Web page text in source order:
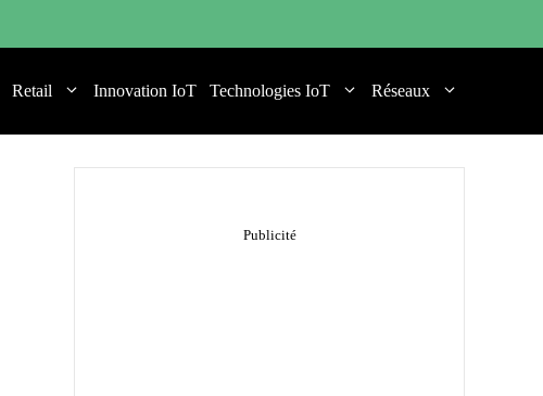
Retail Innovation IoT Technologies IoT Réseaux